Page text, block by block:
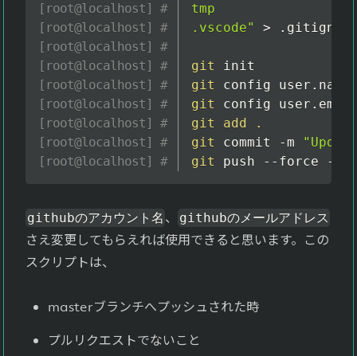
tmp
.vscode"
>
git
git config
git config
git
add
.
git commit -m
git push --force --
githubのアカウント名 、 githubのメールアドレス
さえ変更してもらえれば使用できると思います。この
スクリプトは、
masterブランチへプッシュされた時
プルリクエストでないこと